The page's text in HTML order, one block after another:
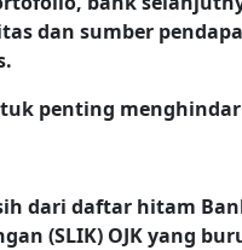
dan sumber
penting
dari daftar hitam
(SLIK) OJK yang